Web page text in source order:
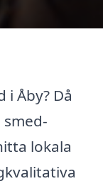
Åby? Då
lokala